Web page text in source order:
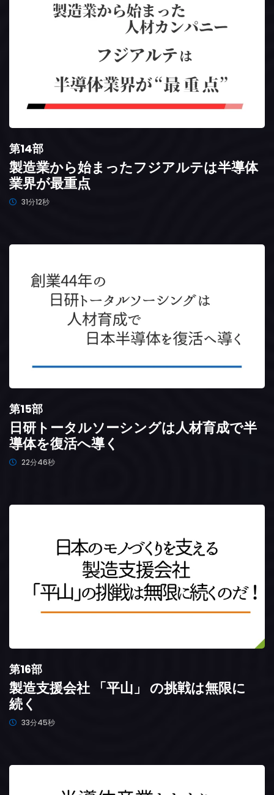
第14部
製造業から始まったフジアルテは半導体
業界が最重点
31分12秒
第15部
日研トータルソーシングは人材育成で半
導体を復活へ導く
22分46秒
第16部
製造支援会社 「平山」 の挑戦は無限に
続く
33分45秒